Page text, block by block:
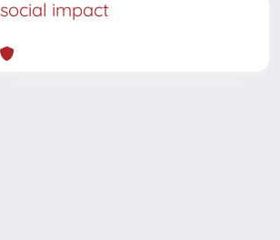
social impact